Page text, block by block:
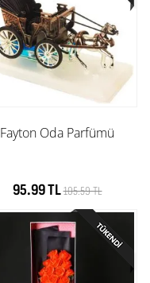
Fayton Oda Parfümü
95.99 TL105.59 TL